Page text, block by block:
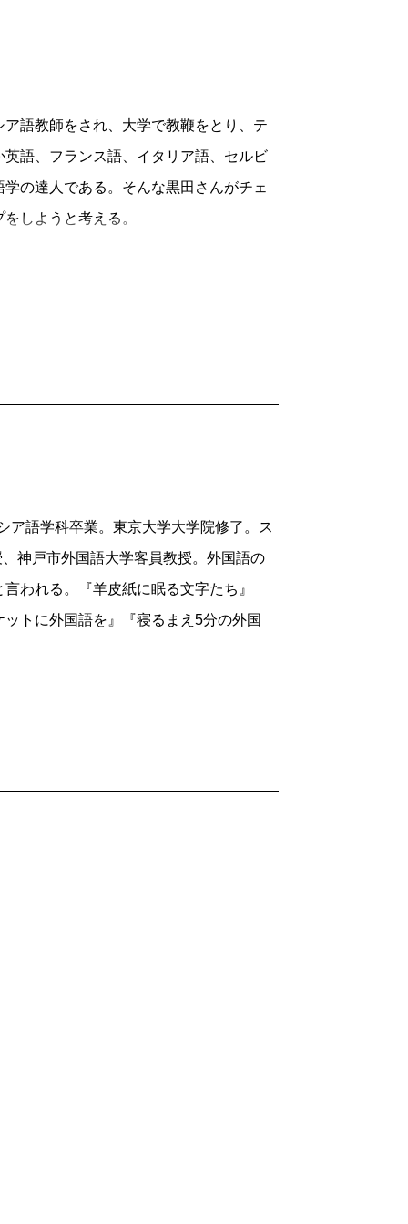
語教師をされ、大学で教鞭をとり、テ
語、フランス語、イタリア語、セルビ
の達人である。そんな黒田さんがチェ
しようと考える。
ソコンに打ちこんでいく作業をした。
「食材不足ではロクなものができな
語教師になったときはフィールディン
まで読んで、わたしは思わず膝を打っ
とをしている暇があったら、読解問題
れないが、結局、英語の底力はこうし
で読書をする場合、心がけるべきはす
、わからないところは飛ばしてどんど
ア語学科卒業。東京大学大学院修了。ス
神戸市外国語大学客員教授。外国語の
われる。『羊皮紙に眠る文字たち』
トに外国語を』『寝るまえ5分の外国